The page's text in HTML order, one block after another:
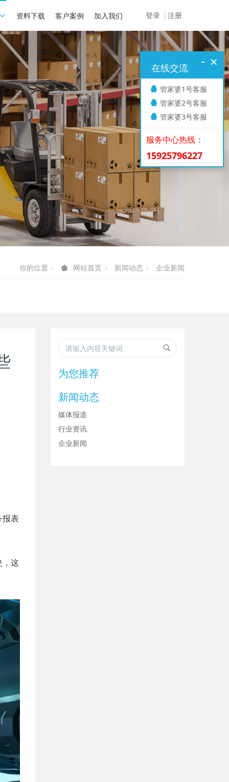
登录 注册
资料下载 客户案例 加入我们
你的位置 网站首页 新闻动态 企业新闻
报表
，这
为您推荐
新闻动态
媒体报道
行业资讯
企业新闻
×
-
在线交流
管家婆1号客服
管家婆2号客服
管家婆3号客服
服务中心热线：
15925796227